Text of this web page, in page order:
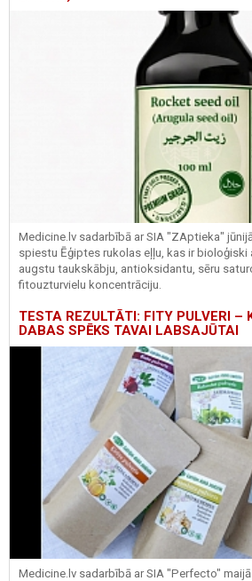
Medicine.lv sadarbībā ar SIA "ZAptieka"
spiestu Ēģiptes rukolas eļļu, kas ir bioloģiski
augstu taukskābju, antioksidantu, sēru
fitouzturvielu koncentrāciju.
TESTA REZULTĀTI: FITY PULVERI –
DABAS SPĒKS TAVAI LABSAJŪTAI
Medicine.lv sadarbībā ar SIA "Perfecto"